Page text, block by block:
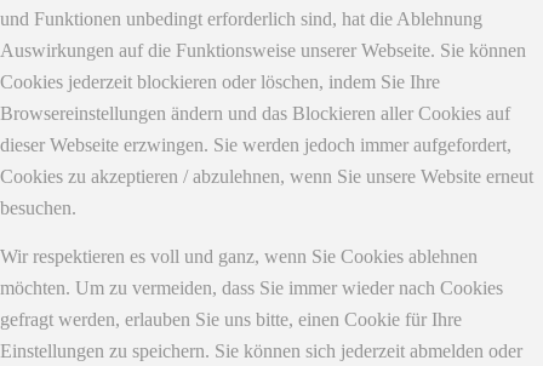
und Funktionen unbedingt erforderlich sind, hat die Ablehnung
Auswirkungen auf die Funktionsweise unserer Webseite. Sie können
Cookies jederzeit blockieren oder löschen, indem Sie Ihre
Browsereinstellungen ändern und das Blockieren aller Cookies auf
dieser Webseite erzwingen. Sie werden jedoch immer aufgefordert,
Cookies zu akzeptieren / abzulehnen, wenn Sie unsere Website erneut
besuchen.
Wir respektieren es voll und ganz, wenn Sie Cookies ablehnen
möchten. Um zu vermeiden, dass Sie immer wieder nach Cookies
gefragt werden, erlauben Sie uns bitte, einen Cookie für Ihre
Einstellungen zu speichern. Sie können sich jederzeit abmelden oder